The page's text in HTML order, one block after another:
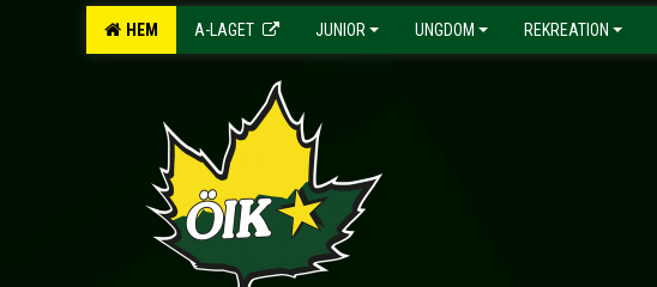
HEM A-LAGET JUNIOR UNGDOM REKREATION